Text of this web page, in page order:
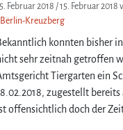
Februar 2018 /15. Februar 2018
Kreuzberg
konnten bisher
sehr zeitnah getroffen
Tiergarten ein
zugestellt
offensichtlich doch der